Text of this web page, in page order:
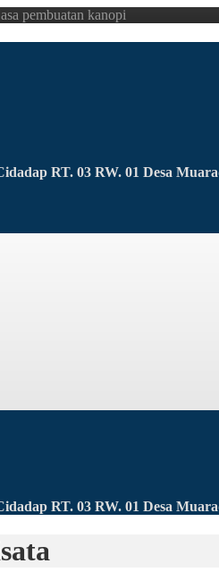
pembuatan kanopi
RT. 03 RW. 01 Desa
RT. 03 RW. 01 Desa